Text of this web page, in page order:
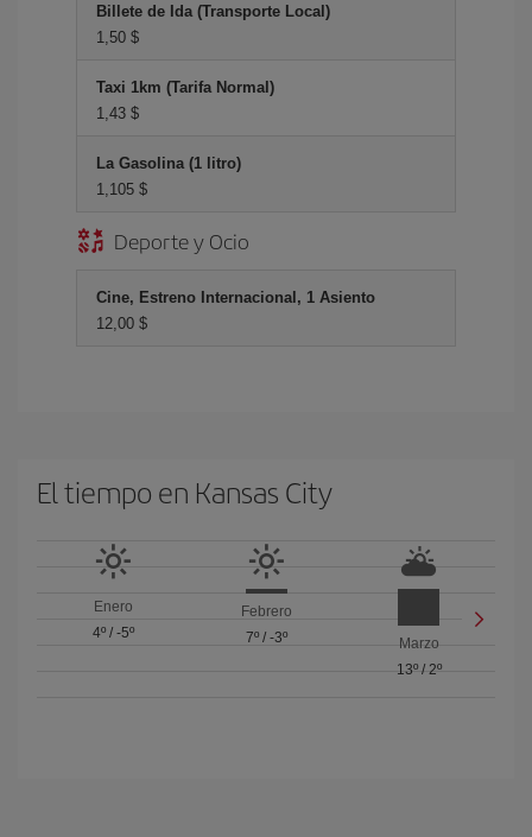
Billete de Ida (Transporte Local)
1,50 $
Taxi 1km (Tarifa Normal)
1,43 $
La Gasolina (1 litro)
1,105 $
Deporte y Ocio
Cine, Estreno Internacional, 1 Asiento
12,00 $
El tiempo en Kansas City
Enero
4º/ -5º
Febrero
7º/ -3º
Marzo
13º/ 2º